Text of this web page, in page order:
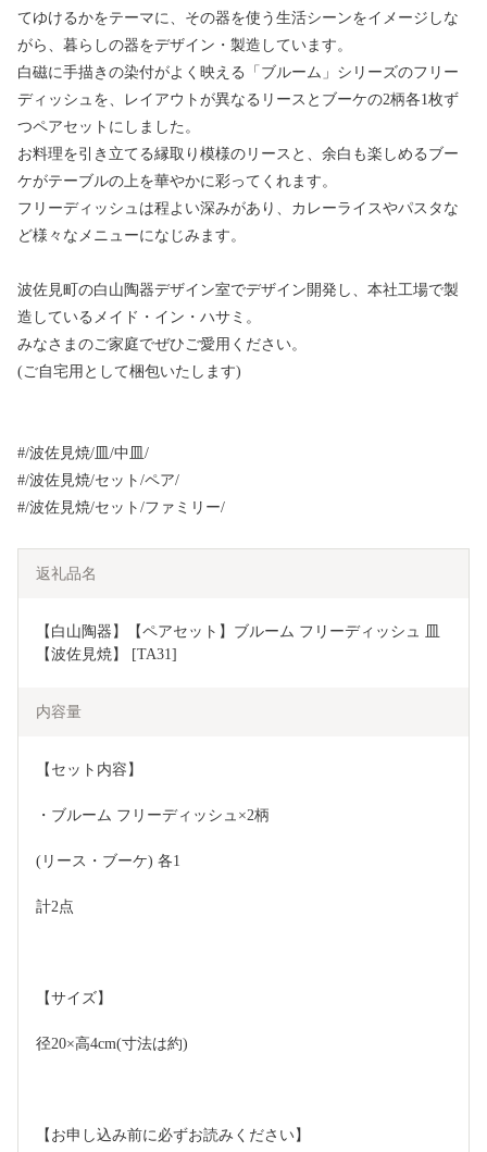
てゆけるかをテーマに、その器を使う生活シーンをイメージしな
がら、暮らしの器をデザイン・製造しています。
白磁に手描きの染付がよく映える「ブルーム」シリーズのフリー
ディッシュを、レイアウトが異なるリースとブーケの2柄各1枚ず
つペアセットにしました。
お料理を引き立てる縁取り模様のリースと、余白も楽しめるブー
ケがテーブルの上を華やかに彩ってくれます。
フリーディッシュは程よい深みがあり、カレーライスやパスタな
ど様々なメニューになじみます。
波佐見町の白山陶器デザイン室でデザイン開発し、本社工場で製
造しているメイド・イン・ハサミ。
みなさまのご家庭でぜひご愛用ください。
(ご自宅用として梱包いたします)
#/波佐見焼/皿/中皿/
#/波佐見焼/セット/ペア/
#/波佐見焼/セット/ファミリー/
返礼品名
【白山陶器】【ペアセット】ブルーム フリーディッシュ 皿
【波佐見焼】 [TA31]
内容量
【セット内容】
・ブルーム フリーディッシュ×2柄
(リース・ブーケ) 各1
計2点
【サイズ】
径20×高4cm(寸法は約)
【お申し込み前に必ずお読みください】